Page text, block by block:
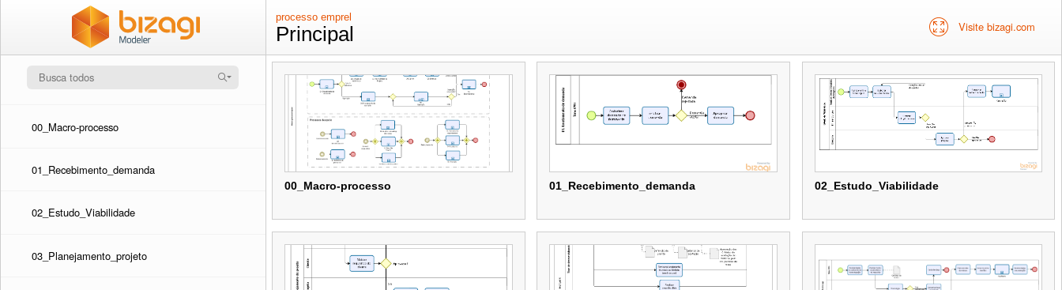
processo emprel
Principal Visite bizagi.com
00_Macro-processo
01_Recebimento_demanda
02_Estudo_Viabilidade
03_Planejamento_projeto
00_Macro-processo 01_Recebimento_demanda 02_Estudo_Viabilidade